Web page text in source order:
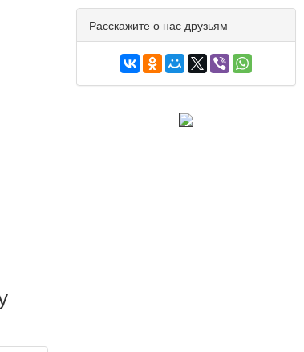
Расскажите о нас друзьям